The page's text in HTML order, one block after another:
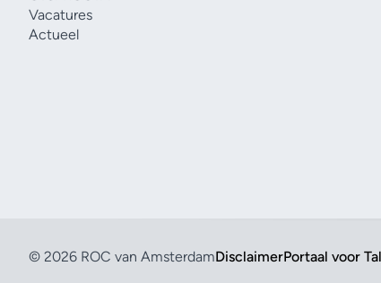
Vacatures
Actueel
DisclaimerPortaal voor
© 2026 ROC van Amsterdam